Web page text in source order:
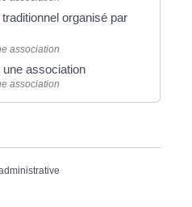
organisé par
association
une association
association